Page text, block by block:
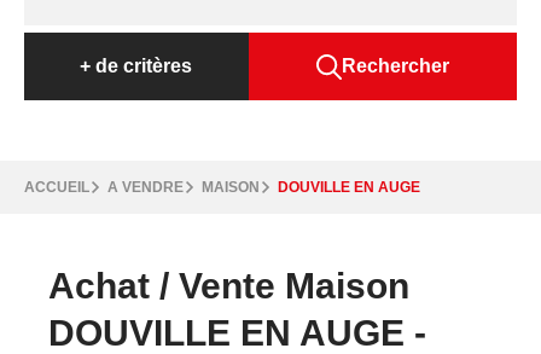
+ de critères Rechercher
ACCUEIL A VENDRE MAISON DOUVILLE EN AUGE
Achat / Vente Maison
DOUVILLE EN AUGE -